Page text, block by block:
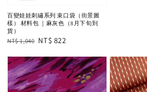
百變娃娃刺繡系列 束口袋（街景圖
樣） 材料包 ｜麻灰色（8月下旬到
貨）
Regular
NT$ 1,040 Sale
NT$ 822